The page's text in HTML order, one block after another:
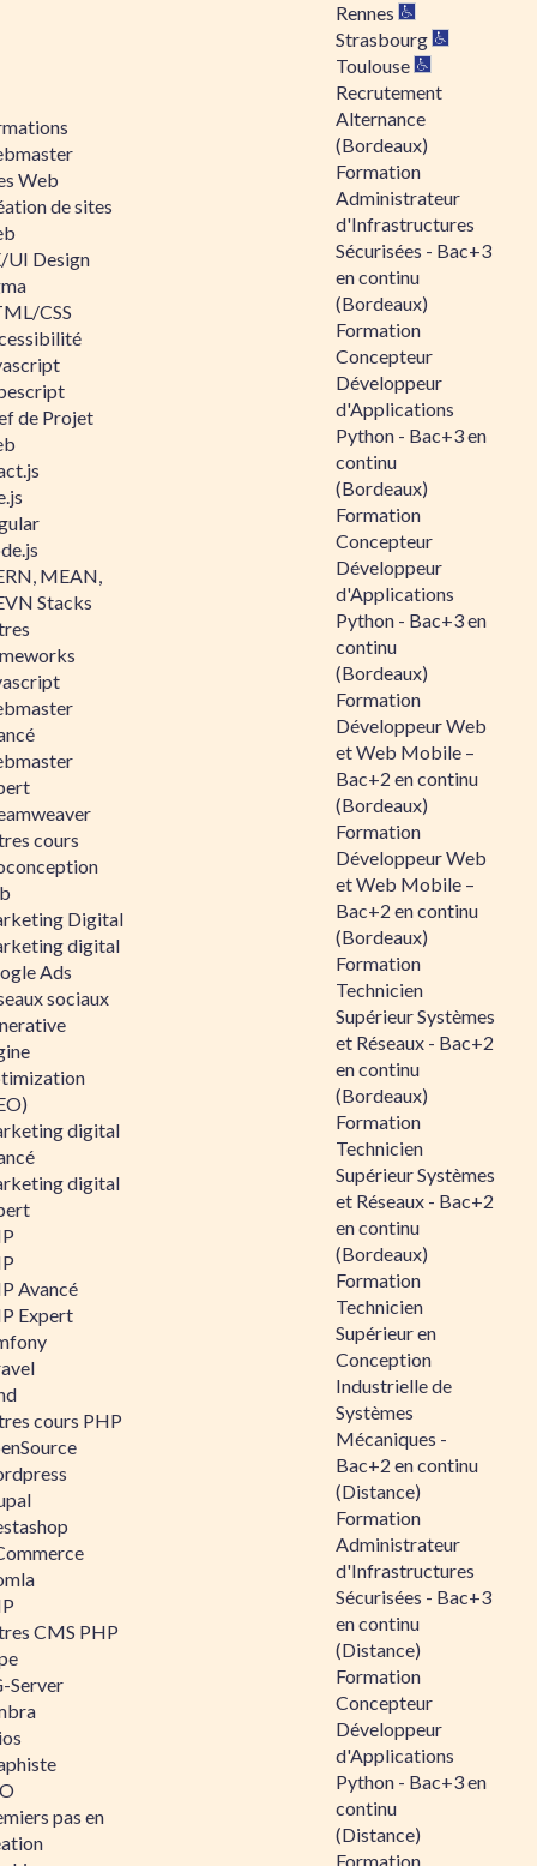
Web
de sites
UI Design
CSS
de Projet
MEAN,
Stacks
cours
Digital
digital
Ads
sociaux
digital
digital
Avancé
Expert
cours PHP
CMS PHP
Server
pas en
Rennes
Strasbourg
Toulouse
Recrutement
Alternance
(Bordeaux)
Formation
Administrateur
d'Infrastructures
Sécurisées - Bac+3
en continu
(Bordeaux)
Formation
Concepteur
Développeur
d'Applications
Python - Bac+3 en
continu
(Bordeaux)
Formation
Concepteur
Développeur
d'Applications
Python - Bac+3 en
continu
(Bordeaux)
Formation
Développeur Web
et Web Mobile –
Bac+2 en continu
(Bordeaux)
Formation
Développeur Web
et Web Mobile –
Bac+2 en continu
(Bordeaux)
Formation
Technicien
Supérieur Systèmes
et Réseaux - Bac+2
en continu
(Bordeaux)
Formation
Technicien
Supérieur Systèmes
et Réseaux - Bac+2
en continu
(Bordeaux)
Formation
Technicien
Supérieur en
Conception
Industrielle de
Systèmes
Mécaniques -
Bac+2 en continu
(Distance)
Formation
Administrateur
d'Infrastructures
Sécurisées - Bac+3
en continu
(Distance)
Formation
Concepteur
Développeur
d'Applications
Python - Bac+3 en
continu
(Distance)
Formation